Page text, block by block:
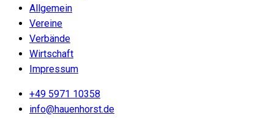
Allgemein
Vereine
Verbände
Wirtschaft
Impressum
+49 5971 10358
info@hauenhorst.de